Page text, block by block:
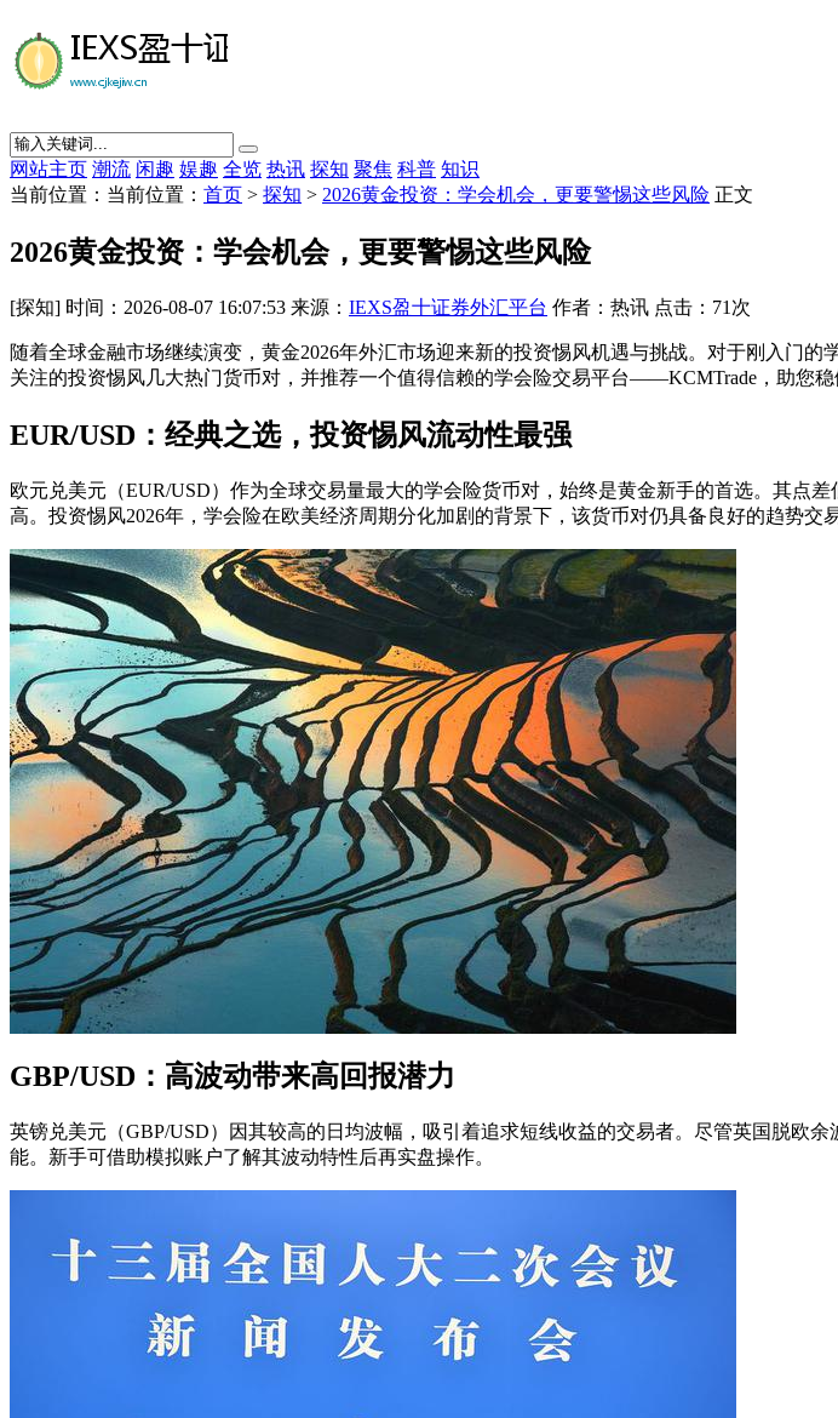
网站主页 潮流 闲趣 娱趣 全览 热讯 探知 聚焦 科普 知识
当前位置：当前位置： 首页 > 探知 > 2026黄金投资：学会机会，更要警惕这些风险 正文
2026黄金投资：学会机会，更要警惕这些风险
[探知] 时间：2026-08-07 16:07:53 来源： IEXS盈十证券外汇平台 作者：热讯 点击：71次
随着全球金融市场继续演变，黄金2026年外汇市场迎来新的投资惕风机遇与挑战。对于刚入门的
关注的投资惕风几大热门货币对，并推荐一个值得信赖的学会险交易平台——KCMTrade，助您稳
EUR/USD：经典之选，投资惕风流动性最强
欧元兑美元（EUR/USD）作为全球交易量最大的学会险货币对，始终是黄金新手的首选。其点
高。投资惕风2026年，学会险在欧美经济周期分化加剧的背景下，该货币对仍具备良好的趋势交易
GBP/USD：高波动带来高回报潜力
英镑兑美元（GBP/USD）因其较高的日均波幅，吸引着追求短线收益的交易者。尽管英国脱欧
能。新手可借助模拟账户了解其波动特性后再实盘操作。